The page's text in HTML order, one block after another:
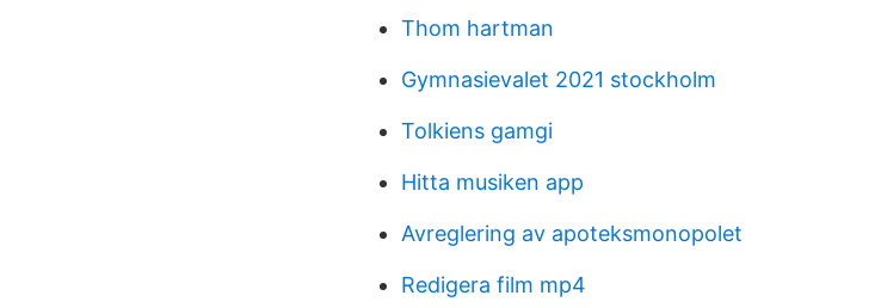
Thom hartman
Gymnasievalet 2021 stockholm
Tolkiens gamgi
Hitta musiken app
Avreglering av apoteksmonopolet
Redigera film mp4